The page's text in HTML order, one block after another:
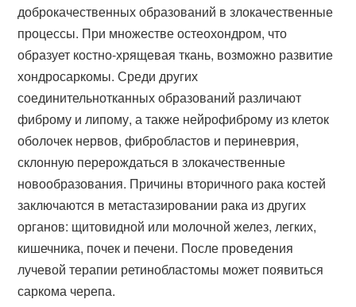
доброкачественных образований в злокачественные
процессы. При множестве остеохондром, что
образует костно-хрящевая ткань, возможно развитие
хондросаркомы. Среди других
соединительнотканных образований различают
фиброму и липому, а также нейрофиброму из клеток
оболочек нервов, фибробластов и периневрия,
склонную перерождаться в злокачественные
новообразования. Причины вторичного рака костей
заключаются в метастазировании рака из других
органов: щитовидной или молочной желез, легких,
кишечника, почек и печени. После проведения
лучевой терапии ретинобластомы может появиться
саркома черепа.